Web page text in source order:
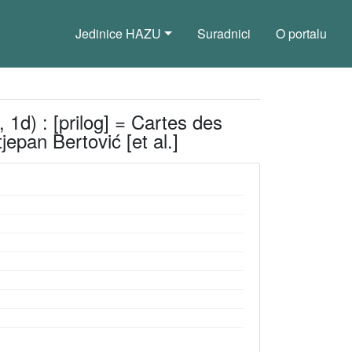
Jedinice HAZU Suradnici O portalu
1d) : [prilog] = Cartes des
Bertović [et al.]